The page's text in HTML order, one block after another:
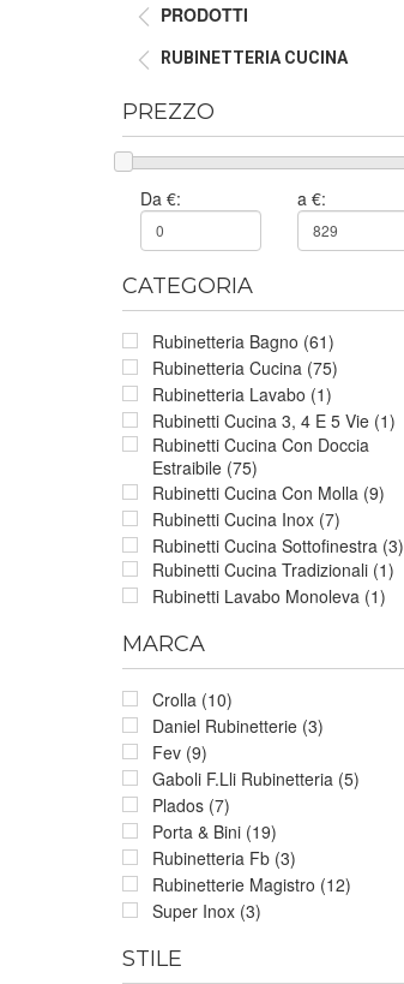
PRODOTTI
RUBINETTERIA CUCINA
PREZZO
Da €: a €:
CATEGORIA
Rubinetteria Bagno (61)
Rubinetteria Cucina (75)
Rubinetteria Lavabo (1)
Rubinetti Cucina 3, 4 E 5 Vie (1)
Rubinetti Cucina Con Doccia
Estraibile (75)
Rubinetti Cucina Con Molla (9)
Rubinetti Cucina Inox (7)
Rubinetti Cucina Sottofinestra (3)
Rubinetti Cucina Tradizionali (1)
Rubinetti Lavabo Monoleva (1)
MARCA
Crolla (10)
Daniel Rubinetterie (3)
Fev (9)
Gaboli F.Lli Rubinetteria (5)
Plados (7)
Porta & Bini (19)
Rubinetteria Fb (3)
Rubinetterie Magistro (12)
Super Inox (3)
STILE